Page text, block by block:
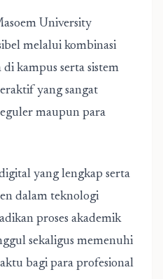
University
melalui kombinasi
kampus serta sistem
yang sangat
maupun para
yang lengkap serta
dalam teknologi
proses akademik
sekaligus memenuhi
bagi para profesional